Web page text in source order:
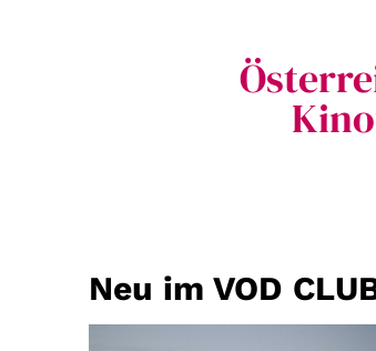
Neu im VOD